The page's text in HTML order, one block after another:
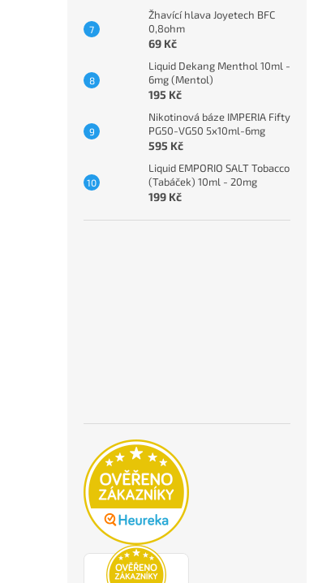
Žhavící hlava Joyetech BFC
0,8ohm
69 Kč
Liquid Dekang Menthol 10ml -
6mg (Mentol)
195 Kč
Nikotinová báze IMPERIA Fifty
PG50-VG50 5x10ml-6mg
595 Kč
Liquid EMPORIO SALT Tobacco
(Tabáček) 10ml - 20mg
199 Kč